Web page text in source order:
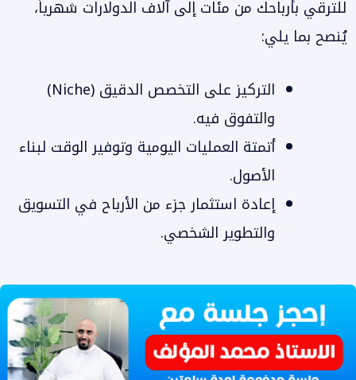
للترقي بأرباحك من مئات إلى آلاف الدولارات شهرياً،
يُنصح بما يلي:
التركيز على التخصص الدقيق (Niche)
والتفوق فيه.
أتمتة العمليات اليومية وتوفير الوقت لبناء
الأصول.
إعادة استثمار جزء من الأرباح في التسويق
والتطوير الشخصي.